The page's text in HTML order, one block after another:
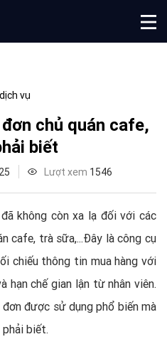
vụ
chủ quán cafe,
biết
Lượt xem 1546
không còn xa lạ đối với các
cafe, trà sữa,...Đây là công cụ
chiếu thông tin mua hàng với
hạn chế gian lận từ nhân viên.
được sử dụng phổ biến mà
phải biết.